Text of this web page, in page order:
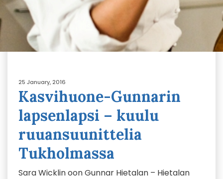
25 January, 2016
Kasvihuone-Gunnarin
lapsenlapsi – kuulu
ruuansuunittelia
Tukholmassa
Sara Wicklin oon Gunnar Hietalan – Hietalan